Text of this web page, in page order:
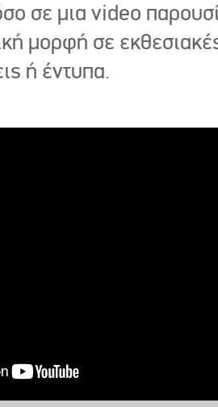
σε μια video
μορφή σε
ή έντυπα.